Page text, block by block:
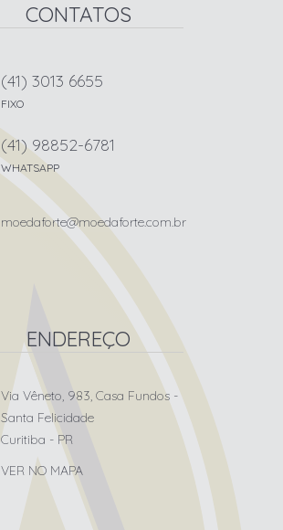
CONTATOS
(41) 3013 6655
FIXO
(41) 98852-6781
WHATSAPP
moedaforte@moedaforte.com.br
ENDEREÇO
Via Vêneto, 983, Casa Fundos -
Santa Felicidade
Curitiba - PR
VER NO MAPA